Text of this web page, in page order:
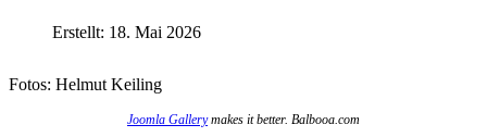
Erstellt: 18. Mai 2026
Fotos: Helmut Keiling
Joomla Gallerymakes it better. Balbooa.com